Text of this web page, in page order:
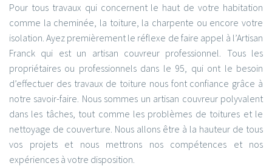
Pour tous travaux qui concernent le haut de votre habitation
comme la cheminée, la toiture, la charpente ou encore votre
isolation. Ayez premièrement le réflexe de faire appel à l’Artisan
Franck qui est un artisan couvreur professionnel. Tous les
propriétaires ou professionnels dans le 95, qui ont le besoin
d’effectuer des travaux de toiture nous font confiance grâce à
notre savoir-faire. Nous sommes un artisan couvreur polyvalent
dans les tâches, tout comme les problèmes de toitures et le
nettoyage de couverture. Nous allons être à la hauteur de tous
vos projets et nous mettrons nos compétences et nos
expériences à votre disposition.